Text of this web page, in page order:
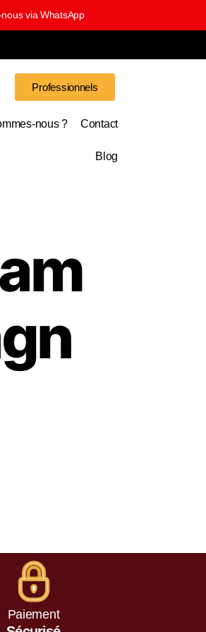
via WhatsApp
Professionnels
nous ? Contact
Blog
Paiement